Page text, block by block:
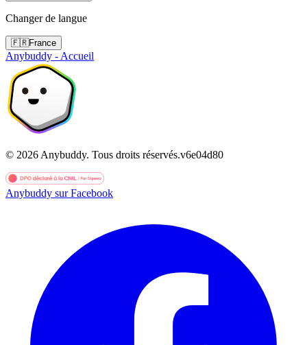
Changer de langue
🇫🇷France
Anybuddy - Accueil
© 2026 Anybuddy. Tous droits réservés.v6e04d80
Anybuddy sur Facebook